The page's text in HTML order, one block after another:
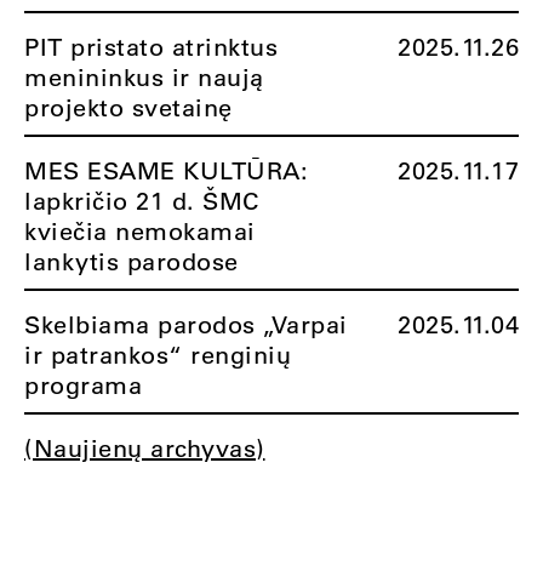
PIT pristato atrinktus
menininkus ir naują
projekto svetainę
2025.11.26
MES ESAME KULTŪRA:
lapkričio 21 d. ŠMC
kviečia nemokamai
lankytis parodose
2025.11.17
Skelbiama parodos „Varpai
ir patrankos“ renginių
programa
2025.11.04
(Naujienų archyvas)